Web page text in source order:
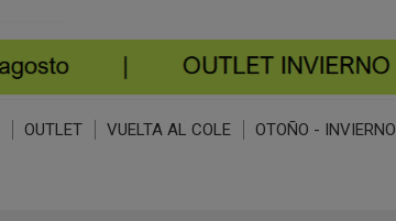
OUTLET VUELTA AL COLE OTOÑO - INVIERNO